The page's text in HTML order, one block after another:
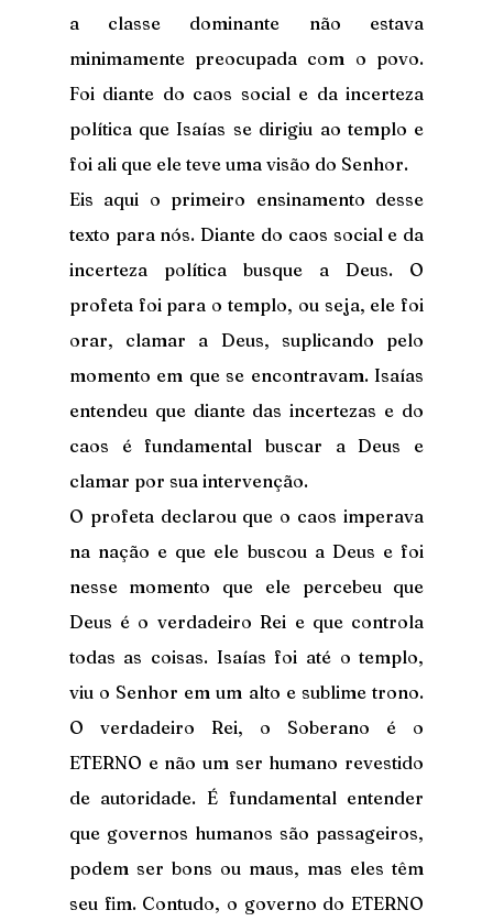
a classe dominante não estava
minimamente preocupada com o povo.
Foi diante do caos social e da incerteza
política que Isaías se dirigiu ao templo e
foi ali que ele teve uma visão do Senhor.
Eis aqui o primeiro ensinamento desse
texto para nós. Diante do caos social e da
incerteza política busque a Deus. O
profeta foi para o templo, ou seja, ele foi
orar, clamar a Deus, suplicando pelo
momento em que se encontravam. Isaías
entendeu que diante das incertezas e do
caos é fundamental buscar a Deus e
clamar por sua intervenção.
O profeta declarou que o caos imperava
na nação e que ele buscou a Deus e foi
nesse momento que ele percebeu que
Deus é o verdadeiro Rei e que controla
todas as coisas. Isaías foi até o templo,
viu o Senhor em um alto e sublime trono.
O verdadeiro Rei, o Soberano é o
ETERNO e não um ser humano revestido
de autoridade. É fundamental entender
que governos humanos são passageiros,
podem ser bons ou maus, mas eles têm
seu fim. Contudo, o governo do ETERNO